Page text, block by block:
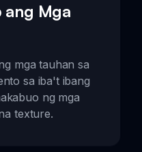
Mga
mga tauhan sa
sa iba't ibang
ng mga
texture.